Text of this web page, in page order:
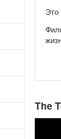
Это
The